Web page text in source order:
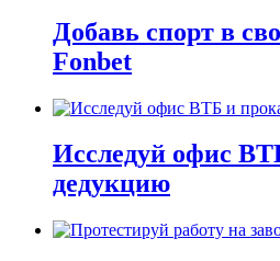
Добавь спорт в
Fonbet
Исследуй офис
дедукцию